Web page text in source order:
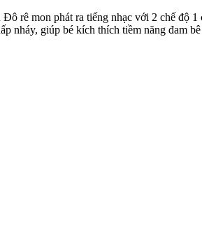
rê mon phát ra tiếng nhạc với 2 chế độ 1
nháy, giúp bé kích thích tiềm năng đam